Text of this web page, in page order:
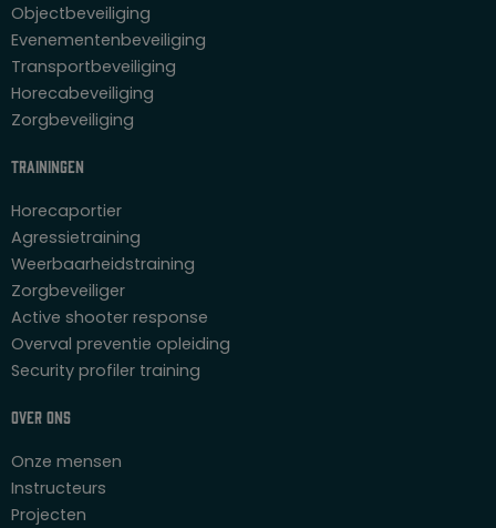
Objectbeveiliging
Evenementenbeveiliging
Transportbeveiliging
Horecabeveiliging
Zorgbeveiliging
Trainingen
Horecaportier
Agressietraining
Weerbaarheidstraining
Zorgbeveiliger
Active shooter response
Overval preventie opleiding
Security profiler training
Over ons
Onze mensen
Instructeurs
Projecten